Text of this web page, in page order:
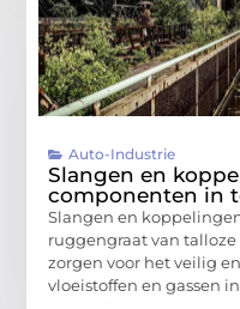
Auto-Industrie
Slangen en
componenten in
Slangen en
ruggengraat van
zorgen voor het veilig
vloeistoffen en gassen